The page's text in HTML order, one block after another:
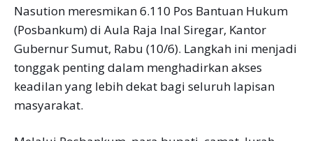
Nasution meresmikan 6.110 Pos Bantuan Hukum
(Posbankum) di Aula Raja Inal Siregar, Kantor
Gubernur Sumut, Rabu (10/6). Langkah ini menjadi
tonggak penting dalam menghadirkan akses
keadilan yang lebih dekat bagi seluruh lapisan
masyarakat.